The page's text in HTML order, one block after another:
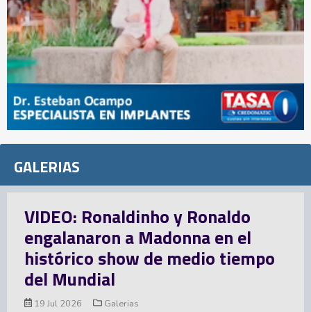
GALERIAS
Inglaterra se inunda de memes
luego de otra desilusión
mundialista
15 Jul 2026 Galerias
Argentina acabó con el sueño de Inglaterra en el